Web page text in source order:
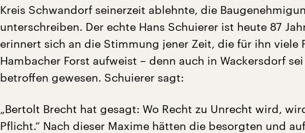
Kreis Schwandorf seinerzeit ablehnte, die
unterschreiben. Der echte Hans Schuierer ist heute 87
erinnert sich an die Stimmung jener Zeit, die für ihn viele
Hambacher Forst aufweist – denn auch in Wackersdorf
betroffen gewesen. Schuierer sagt:
„Bertolt Brecht hat gesagt: Wo Recht zu Unrecht wird,
Pflicht.“ Nach dieser Maxime hätten die besorgten und